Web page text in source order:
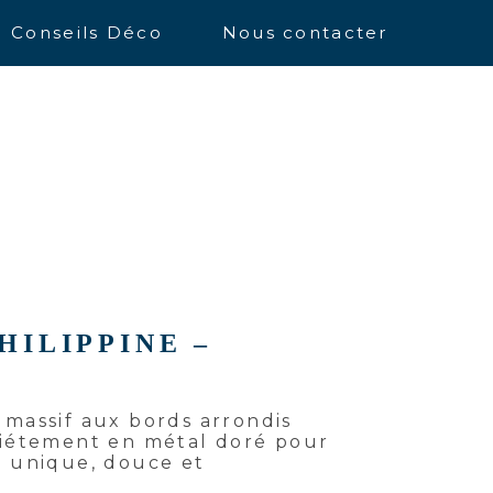
Conseils Déco Nous contacter
–
aux bords arrondis
en métal doré pour
unique, douce et